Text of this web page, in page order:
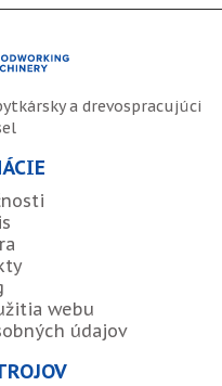
a drevospracujúci
webu
údajov